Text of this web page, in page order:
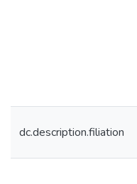
dc.description.filiation